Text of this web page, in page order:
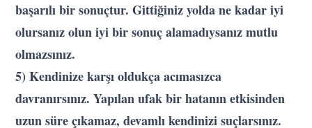
başarılı bir sonuçtur. Gittiğiniz yolda ne kadar iyi
olursanız olun iyi bir sonuç alamadıysanız mutlu
olmazsınız.
5) Kendinize karşı oldukça acımasızca
davranırsınız. Yapılan ufak bir hatanın etkisinden
uzun süre çıkamaz, devamlı kendinizi suçlarsınız.